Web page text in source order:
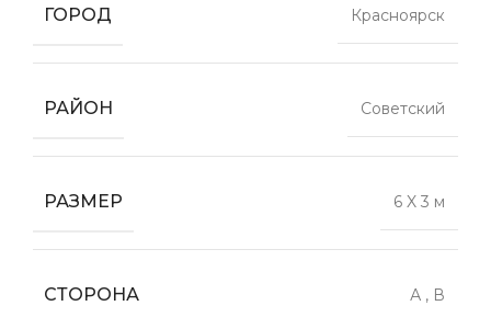
ГОРОД
Красноярск
РАЙОН Советский
РАЗМЕР 6 X 3 м
СТОРОНА А , В